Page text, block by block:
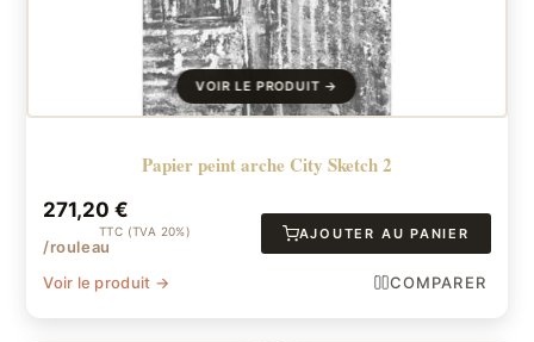
Papier peint arche City Sketch 2
271,20€
TTC (TVA 20%)
/rouleau
AJOUTER AU PANIER
Voir le produit → COMPARER